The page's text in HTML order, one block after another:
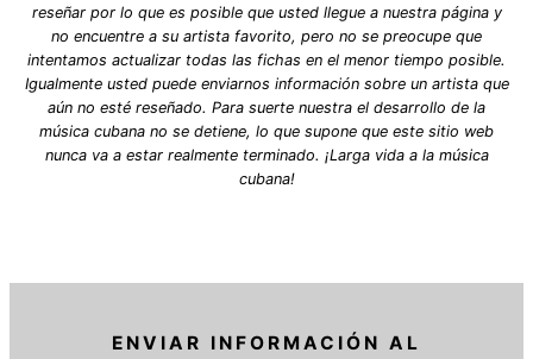
reseñar por lo que es posible que usted llegue a nuestra página y
no encuentre a su artista favorito, pero no se preocupe que
intentamos actualizar todas las fichas en el menor tiempo posible.
Igualmente usted puede enviarnos información sobre un artista que
aún no esté reseñado. Para suerte nuestra el desarrollo de la
música cubana no se detiene, lo que supone que este sitio web
nunca va a estar realmente terminado. ¡Larga vida a la música
cubana!
ENVIAR INFORMACIÓN AL